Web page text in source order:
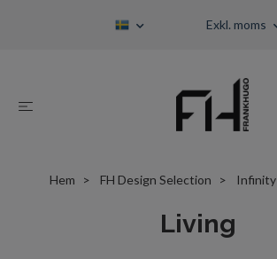
Exkl. moms
Hem FH Design Selection Infinity
Living